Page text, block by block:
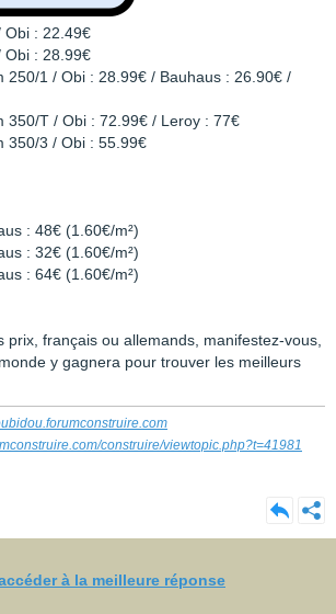
Obi : 22.49€
Obi : 28.99€
250/1 / Obi : 28.99€ / Bauhaus : 26.90€ /
350/T / Obi : 72.99€ / Leroy : 77€
350/3 / Obi : 55.99€
: 48€ (1.60€/m²)
: 32€ (1.60€/m²)
: 64€ (1.60€/m²)
prix, français ou allemands, manifestez-vous,
y gagnera pour trouver les meilleurs
construire/viewtopic.php?t=41981
à la meilleure réponse